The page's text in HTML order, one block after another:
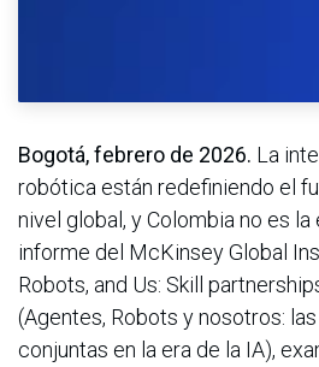
Bogotá, febrero de 2026. La
robótica están redefiniendo el
nivel global, y Colombia no es
informe del McKinsey Global
Robots, and Us: Skill
(Agentes, Robots y nosotros:
conjuntas en la era de la IA),